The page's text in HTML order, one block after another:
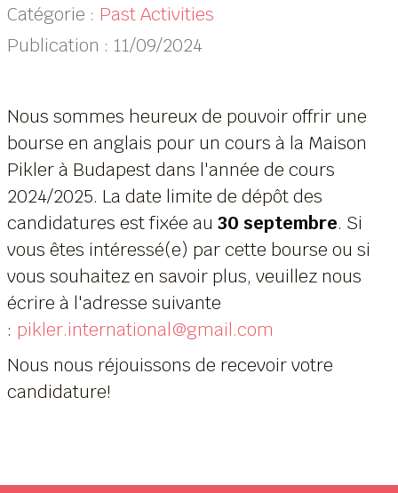
Catégorie : Past Activities
Publication : 11/09/2024
Nous sommes heureux de pouvoir offrir une
bourse en anglais pour un cours à la Maison
Pikler à Budapest dans l'année de cours
2024/2025. La date limite de dépôt des
candidatures est fixée au 30 septembre. Si
vous êtes intéressé(e) par cette bourse ou si
vous souhaitez en savoir plus, veuillez nous
écrire à l'adresse suivante
: pikler.international@gmail.com
Nous nous réjouissons de recevoir votre
candidature!